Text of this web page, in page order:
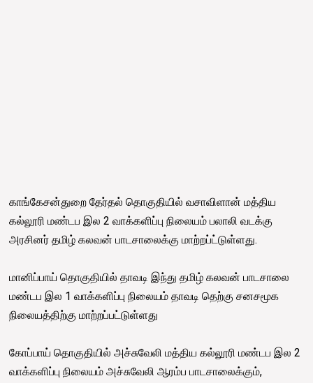
காங்கேசன்துறை தேர்தல் தொகுதியில் வசாவிளான் மத்திய
கல்லூரி மண்டப இல 2 வாக்களிப்பு நிலையம் பலாலி வடக்கு
அரசினர் தமிழ் கலவன் பாடசாலைக்கு மாற்றப்ட்டுள்ளது.
மானிப்பாய் தொகுதியில் தாவடி இந்து தமிழ் கலவன் பாடசாலை
மண்டப இல 1 வாக்களிப்பு நிலையம் தாவடி தெற்கு சனசமூக
நிலையத்திற்கு மாற்றப்பட்டுள்ளது
கோப்பாய் தொகுதியில் அச்சுவேலி மத்திய கல்லூரி மண்டப இல 2
வாக்களிப்பு நிலையம் அச்சுவேலி ஆரம்ப பாடசாலைக்கும்,